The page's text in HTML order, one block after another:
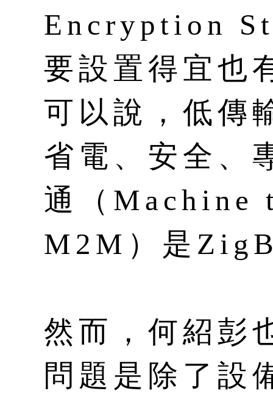
Encryption
要設置得宜也
可以說，低傳
省電、安全、
通（Machine
M2M）是
然而，何紹彭
問題是除了設